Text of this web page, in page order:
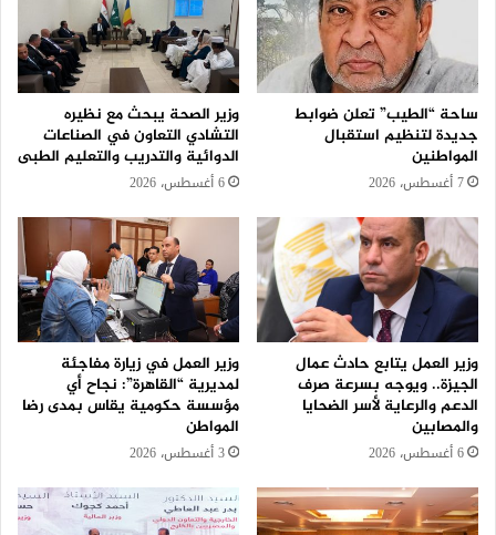
ساحة “الطيب” تعلن ضوابط
جديدة لتنظيم استقبال
المواطنين
7 أغسطس، 2026
وزير الصحة يبحث مع نظيره
التشادي التعاون في الصناعات
الدوائية والتدريب والتعليم الطبى
6 أغسطس، 2026
وزير العمل يتابع حادث عمال
الجيزة.. ويوجه بسرعة صرف
الدعم والرعاية لأسر الضحايا
والمصابين
6 أغسطس، 2026
وزير العمل في زيارة مفاجئة
لمديرية “القاهرة”: نجاح أي
مؤسسة حكومية يقاس بمدى رضا
المواطن
3 أغسطس، 2026